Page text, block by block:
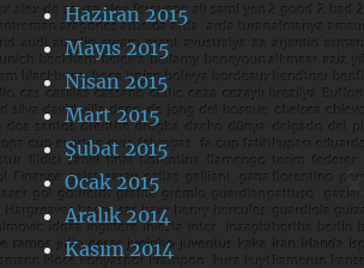
Haziran 2015
Mayıs 2015
Nisan 2015
Mart 2015
Şubat 2015
Ocak 2015
Aralık 2014
Kasım 2014